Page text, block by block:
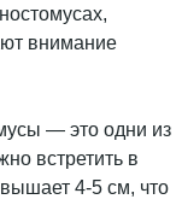
внимание
— это одни из
встретить в
4-5 см, что